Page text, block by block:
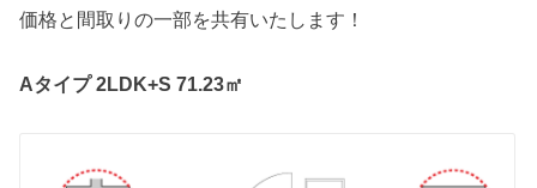
価格と間取りの一部を共有いたします！
Aタイプ 2LDK+S 71.23㎡